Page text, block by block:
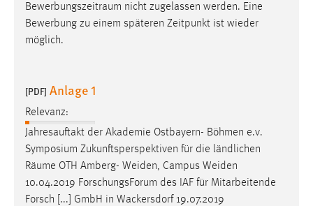
Bewerbungszeitraum nicht zugelassen werden. Eine
Bewerbung zu einem späteren Zeitpunkt ist wieder
möglich.
[PDF] Anlage 1
Relevanz:
Jahresauftakt der Akademie Ostbayern- Böhmen e.v.
Symposium Zukunftsperspektiven für die ländlichen
Räume OTH Amberg- Weiden, Campus Weiden
10.04.2019 ForschungsForum des IAF für Mitarbeitende
Forsch [...] GmbH in Wackersdorf 19.07.2019